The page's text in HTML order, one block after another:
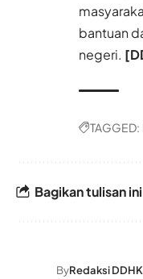
bantuan
negeri.
TAGGED:
Bagikan tulisan ini
ByRedaksi